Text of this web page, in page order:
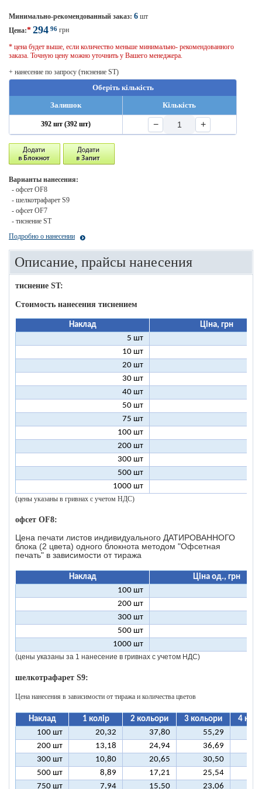
Минимально-рекомендованный заказ: 6 шт
Цена:* 294 96 грн
* цена будет выше, если количество меньше минимально- рекомендованного
заказа. Точную цену можно уточнить у Вашего менеджера.
+ нанесение по запросу (тиснение ST)
Оберіть кількість
Залишок
Кількість
392 шт (392 шт) − +
Варианты нанесения:
- офсет OF8
- шелкотрафарет S9
- офсет OF7
- тиснение ST
Подробно о нанесении
Описание, прайсы нанесения
тиснение ST:
Стоимость нанесения тиснением
Наклад
Ціна, грн
5 шт
10 шт
20 шт
30 шт
40 шт
50 шт
75 шт
100 шт
200 шт
300 шт
500 шт
1000 шт
(цены указаны в гривнах с учетом НДС)
офсет OF8:
Цена печати листов индивидуального ДАТИРОВАННОГО
блока (2 цвета) одного блокнота методом "Офсетная
печать" в зависимости от тиража
Наклад
Ціна од., грн
100 шт
200 шт
300 шт
500 шт
1000 шт
(цены указаны за 1 нанесение в гривнах с учетом НДС)
шелкотрафарет S9:
Цена нанесения в зависимости от тиража и количества цветов
Наклад 1 колір 2 кольори 3 кольори
4
100 шт
20,32 37,80 55,29
200 шт
13,18 24,94 36,69
300 шт
10,80 20,65 30,50
500 шт
8,89 17,21 25,54
750 шт
7,94 15,50 23,06